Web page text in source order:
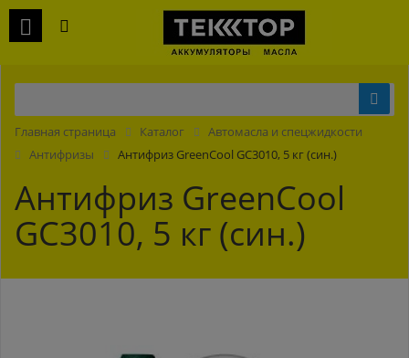
Главная страница Каталог
Автомасла и спецжидкости
Антифризы
Антифриз GreenCool GС3010, 5 кг (син.)
Антифриз GreenCool
GС3010, 5 кг (син.)